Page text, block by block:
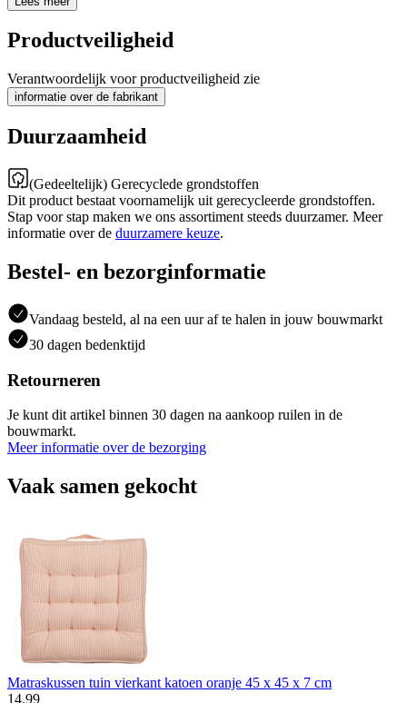
Productveiligheid
Verantwoordelijk voor productveiligheid zie
informatie over de fabrikant
Duurzaamheid
(Gedeeltelijk) Gerecyclede grondstoffen
Dit product bestaat voornamelijk uit gerecycleerde grondstoffen.
Stap voor stap maken we ons assortiment steeds duurzamer. Meer
informatie over de duurzamere keuze.
Bestel- en bezorginformatie
Vandaag besteld, al na een uur af te halen in jouw bouwmarkt
30 dagen bedenktijd
Retourneren
Je kunt dit artikel binnen 30 dagen na aankoop ruilen in de
bouwmarkt.
Meer informatie over de bezorging
Vaak samen gekocht
Matraskussen tuin vierkant katoen oranje 45 x 45 x 7 cm
14.99